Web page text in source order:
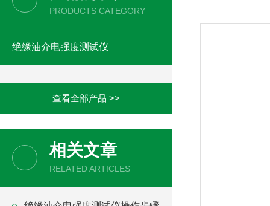
PRODUCTS CATEGORY
绝缘油介电强度测试仪
查看全部产品 >>
相关文章
RELATED ARTICLES